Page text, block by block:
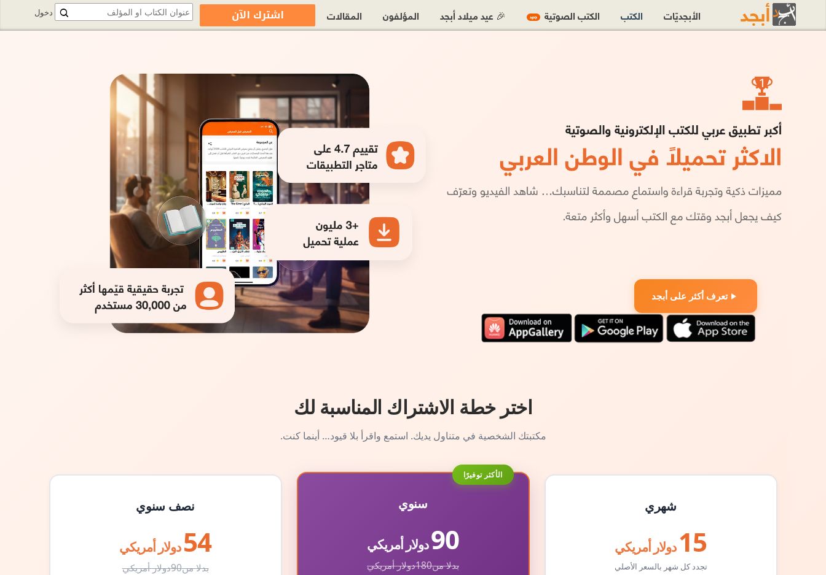
تعرف أكثر على أبجد
اختر خطة الاشتراك المناسبة لك
مكتبتك الشخصية في متناول يديك. استمع واقرأ بلا قيود… أينما كنت.
شهري
15 دولار أمريكي
تجدد كل شهر بالسعر الأصلي
الأكثر توفيرًا
سنوي
90دولار أمريكي
بدلا من180دولار أمريكي
نصف سنوي
54 دولار أمريكي
بدلا من90دولار أمريكي
دخول الأبجديّات الكتب الكتب الصوتية جديد 🎉 عيد ميلاد أبجد المؤلفون المقالات اشترك الآن